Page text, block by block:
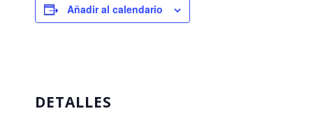
Añadir al calendario
DETALLES